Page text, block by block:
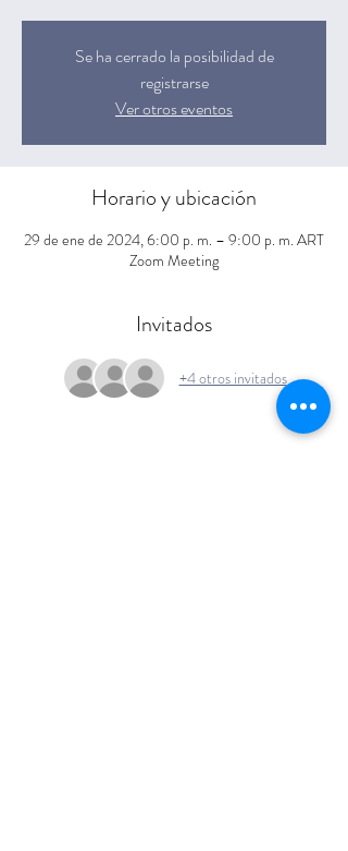
Se ha cerrado la posibilidad de
registrarse
Ver otros eventos
Horario y ubicación
29 de ene de 2024, 6:00 p. m. – 9:00 p. m. ART
Zoom Meeting
Invitados
+4 otros invitados